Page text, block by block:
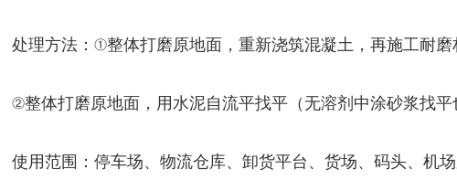
处理方法：①整体打磨原地面，重新浇筑混凝土，再施工耐磨
②整体打磨原地面，用水泥自流平找平（无溶剂中涂砂浆找
使用范围：停车场、物流仓库、卸货平台、货场、码头、机